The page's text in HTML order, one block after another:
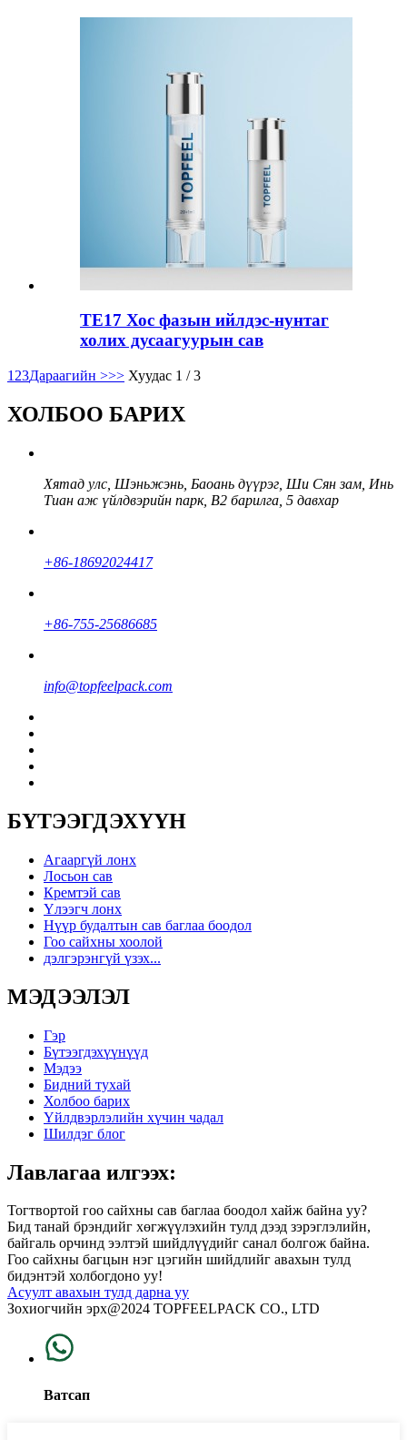
TE17 Хос фазын ийлдэс-нунтаг
холих дусаагуурын сав
1 23Дараагийн >>> Хуудас 1 / 3
ХОЛБОО БАРИХ
Хятад улс, Шэньжэнь, Баоань дүүрэг, Ши Сян зам, Инь
Тиан аж үйлдвэрийн парк, В2 барилга, 5 давхар
+86-18692024417
+86-755-25686685
info@topfeelpack.com
БҮТЭЭГДЭХҮҮН
Агааргүй лонх
Лосьон сав
Кремтэй сав
Үлээгч лонх
Нүүр будалтын сав баглаа боодол
Гоо сайхны хоолой
дэлгэрэнгүй үзэх...
МЭДЭЭЛЭЛ
Гэр
Бүтээгдэхүүнүүд
Мэдээ
Бидний тухай
Холбоо барих
Үйлдвэрлэлийн хүчин чадал
Шилдэг блог
Лавлагаа илгээх:
Тогтвортой гоо сайхны сав баглаа боодол хайж байна уу?
Бид танай брэндийг хөгжүүлэхийн тулд дээд зэрэглэлийн,
байгаль орчинд ээлтэй шийдлүүдийг санал болгож байна.
Гоо сайхны багцын нэг цэгийн шийдлийг авахын тулд
бидэнтэй холбогдоно уу!
Асуулт авахын тулд дарна уу
Зохиогчийн эрх@2024 TOPFEELPACK CO., LTD
Ватсап